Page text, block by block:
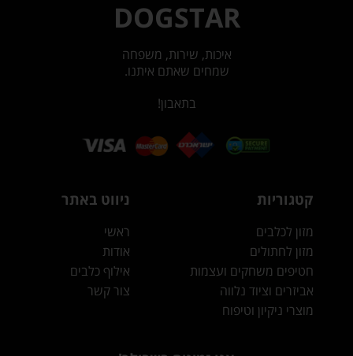
DOGSTAR
איכות, שירות, משפחה
שמחים שאתם איתנו.
בתאבון!
קטגוריות
מזון לכלבים
מזון לחתולים
חטיפים משחקים ועצמות
אביזרים וציוד נלווה
מוצרי ניקיון וטיפוח
ניווט באתר
ראשי
אודות
אילוף כלבים
צור קשר